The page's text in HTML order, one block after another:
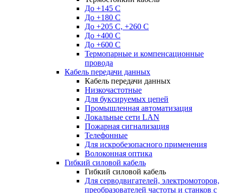
До +145 С
До +180 C
До +205 С, +260 С
До +400 C
До +600 С
Термопарные и компенсационные
провода
Кабель передачи данных
Кабель передачи данных
Низкочастотные
Для буксируемых цепей
Промышленная автоматизация
Локальные сети LAN
Пожарная сигнализация
Телефонные
Для искробезопасного применения
Волоконная оптика
Гибкий силовой кабель
Гибкий силовой кабель
Для серводвигателей, электромоторов,
преобразователей частоты и станков с